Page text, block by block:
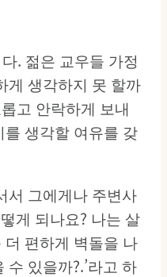
. 젊은 교우들 가정
게 생각하지 못 할까
고 안락하게 보내
생각할 여유를 갖
서 그에게나 주변사
게 되나요? 나는 살
더 편하게 벽돌을 나
있을까?.’라고 하